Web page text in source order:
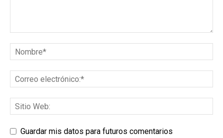
Guardar mis datos para futuros comentarios